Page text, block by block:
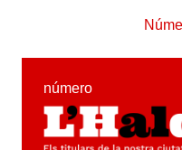
número